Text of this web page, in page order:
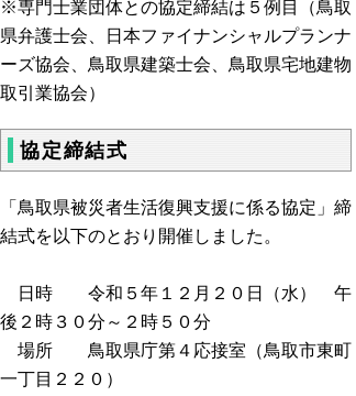
※専門士業団体との協定締結は５例目（鳥取
県弁護士会、日本ファイナンシャルプランナ
ーズ協会、鳥取県建築士会、鳥取県宅地建物
取引業協会）
協定締結式
「鳥取県被災者生活復興支援に係る協定」締
結式を以下のとおり開催しました。
日時 令和５年１２月２０日（水） 午
後２時３０分～２時５０分
場所 鳥取県庁第４応接室（鳥取市東町
一丁目２２０）